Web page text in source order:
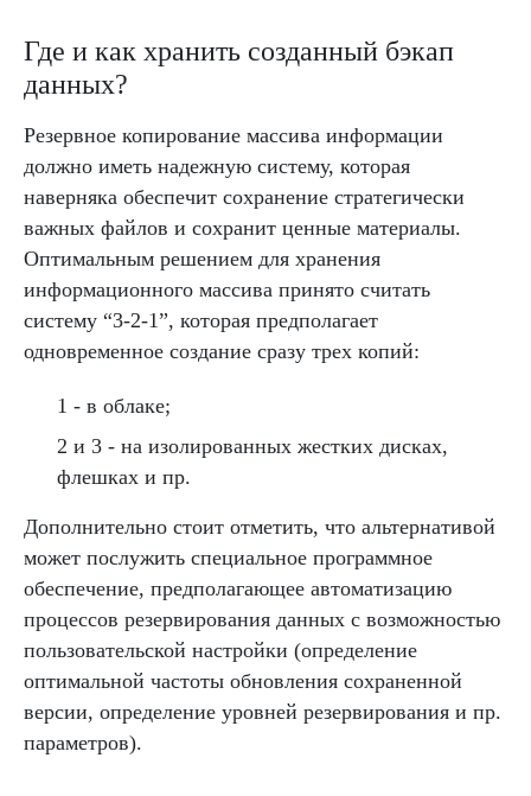
Где и как хранить созданный бэкап
данных?
Резервное копирование массива информации
должно иметь надежную систему, которая
наверняка обеспечит сохранение стратегически
важных файлов и сохранит ценные материалы.
Оптимальным решением для хранения
информационного массива принято считать
систему “3-2-1”, которая предполагает
одновременное создание сразу трех копий:
1 - в облаке;
2 и 3 - на изолированных жестких дисках,
флешках и пр.
Дополнительно стоит отметить, что альтернативой
может послужить специальное программное
обеспечение, предполагающее автоматизацию
процессов резервирования данных с возможностью
пользовательской настройки (определение
оптимальной частоты обновления сохраненной
версии, определение уровней резервирования и пр.
параметров).